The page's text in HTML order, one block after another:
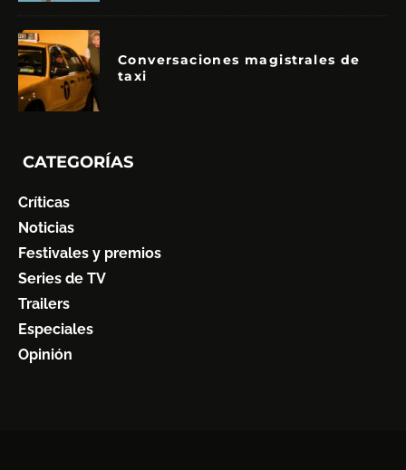
Conversaciones magistrales de
taxi
CATEGORÍAS
Críticas
Noticias
Festivales y premios
Series de TV
Trailers
Especiales
Opinión